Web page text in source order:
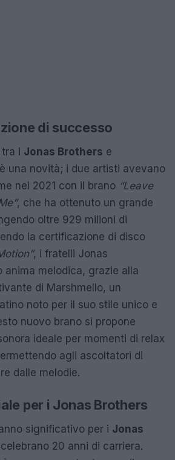
di successo
i Jonas Brothers e
una novità; i due artisti avevano
nel 2021 con il brano “Leave
, che ha ottenuto un grande
oltre 929 milioni di
la certificazione di disco
, i fratelli Jonas
anima melodica, grazie alla
di Marshmello, un
noto per il suo stile unico e
nuovo brano si propone
ideale per momenti di relax
agli ascoltatori di
dalle melodie.
per i Jonas Brothers
significativo per i Jonas
20 anni di carriera.